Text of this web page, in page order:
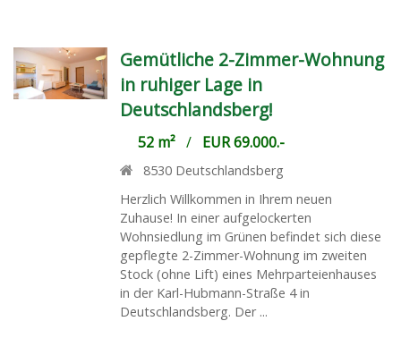
Gemütliche 2-Zimmer-Wohnung
in ruhiger Lage in
Deutschlandsberg!
52 m²/ EUR 69.000.-
8530 Deutschlandsberg
Herzlich Willkommen in Ihrem neuen
Zuhause! In einer aufgelockerten
Wohnsiedlung im Grünen befindet sich diese
gepflegte 2-Zimmer-Wohnung im zweiten
Stock (ohne Lift) eines Mehrparteienhauses
in der Karl-Hubmann-Straße 4 in
Deutschlandsberg. Der ...